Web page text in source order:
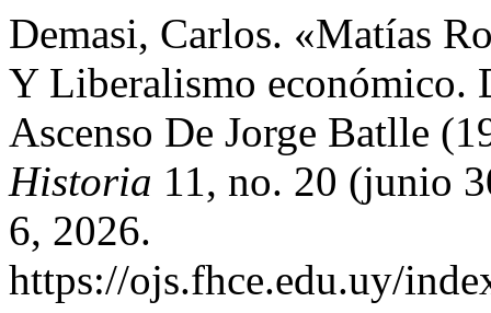
Demasi, Carlos. «Matías
Y Liberalismo económico.
Ascenso De Jorge Batlle
Historia 11, no. 20 (junio
6, 2026.
https://ojs.fhce.edu.uy/